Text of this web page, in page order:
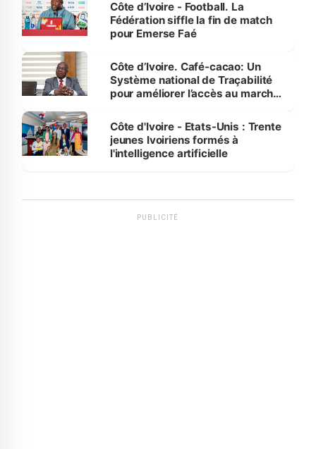
Côte d’Ivoire - Football. La
Fédération siffle la fin de match
pour Emerse Faé
Côte d’Ivoire. Café-cacao: Un
Système national de Traçabilité
pour améliorer l’accès au marché
Côte d'Ivoire - Etats-Unis : Trente
jeunes Ivoiriens formés à
l'intelligence artificielle
PUBLICITÉ